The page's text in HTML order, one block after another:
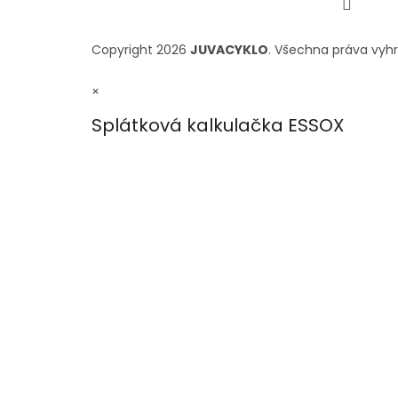
Copyright 2026 JUVACYKLO. Všechna práva
×
Splátková kalkulačka ESSOX